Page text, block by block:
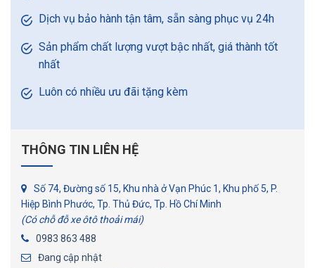
Dịch vụ bảo hành tận tâm, sẵn sàng phục vụ 24h
Sản phẩm chất lượng vượt bậc nhất, giá thành tốt
nhất
Luôn có nhiều ưu đãi tặng kèm
THÔNG TIN LIÊN HỆ
Số 74, Đường số 15, Khu nhà ở Vạn Phúc 1, Khu phố 5, P.
Hiệp Bình Phước, Tp. Thủ Đức, Tp. Hồ Chí Minh
(Có chỗ đỗ xe ôtô thoải mái)
0983 863 488
Đang cập nhật